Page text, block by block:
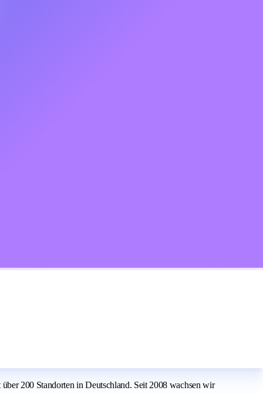
200 Standorten in Deutschland. Seit 2008 wachsen wir